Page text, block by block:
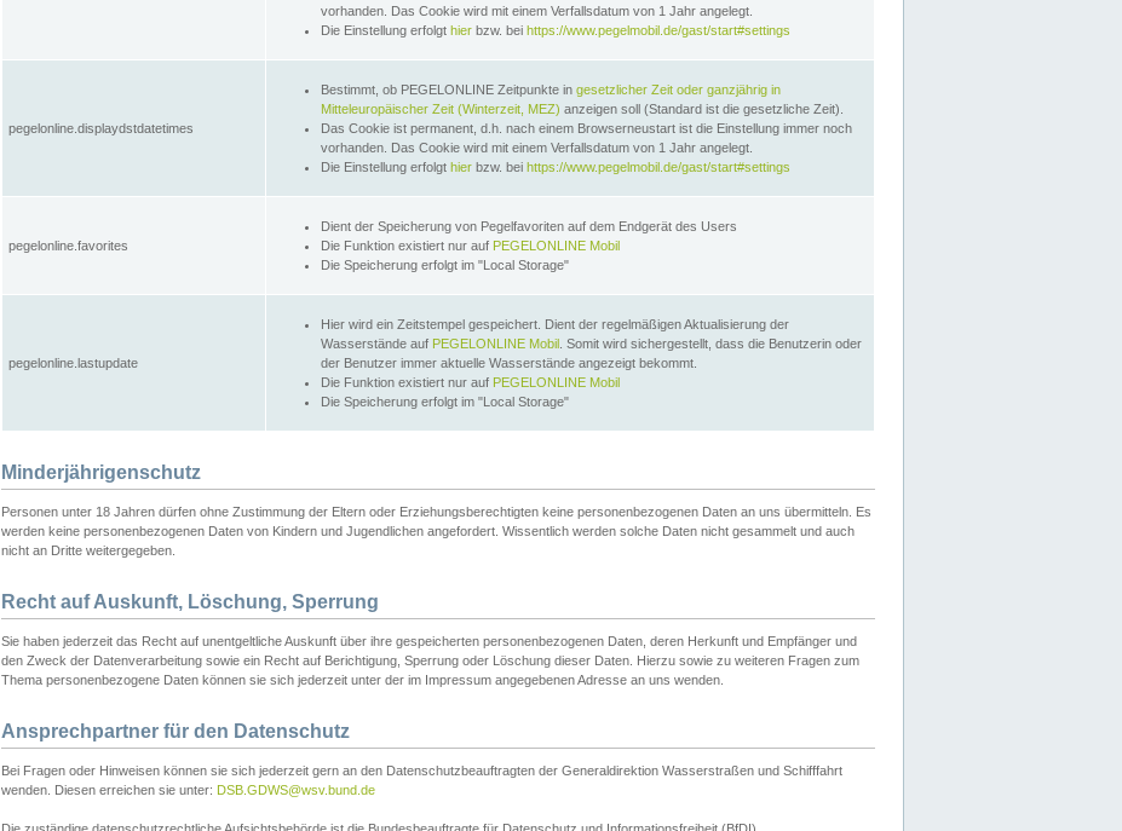
vorhanden. Das Cookie wird mit einem Verfallsdatum von 1 Jahr angelegt.
Die Einstellung erfolgt hier bzw. bei https://www.pegelmobil.de/gast/start#settings
pegelonline.displaydstdatetimes
Bestimmt, ob PEGELONLINE Zeitpunkte in gesetzlicher Zeit oder ganzjährig in
Mitteleuropäischer Zeit (Winterzeit, MEZ) anzeigen soll (Standard ist die gesetzliche Zeit).
Das Cookie ist permanent, d.h. nach einem Browserneustart ist die Einstellung immer noch
vorhanden. Das Cookie wird mit einem Verfallsdatum von 1 Jahr angelegt.
Die Einstellung erfolgt hier bzw. bei https://www.pegelmobil.de/gast/start#settings
pegelonline.favorites
Dient der Speicherung von Pegelfavoriten auf dem Endgerät des Users
Die Funktion existiert nur auf PEGELONLINE Mobil
Die Speicherung erfolgt im "Local Storage"
pegelonline.lastupdate
Hier wird ein Zeitstempel gespeichert. Dient der regelmäßigen Aktualisierung der
Wasserstände auf PEGELONLINE Mobil . Somit wird sichergestellt, dass die Benutzerin oder
der Benutzer immer aktuelle Wasserstände angezeigt bekommt.
Die Funktion existiert nur auf PEGELONLINE Mobil
Die Speicherung erfolgt im "Local Storage"
Minderjährigenschutz
Personen unter 18 Jahren dürfen ohne Zustimmung der Eltern oder Erziehungsberechtigten keine personenbezogenen Daten an uns übermitteln. Es
werden keine personenbezogenen Daten von Kindern und Jugendlichen angefordert. Wissentlich werden solche Daten nicht gesammelt und auch
nicht an Dritte weitergegeben.
Recht auf Auskunft, Löschung, Sperrung
Sie haben jederzeit das Recht auf unentgeltliche Auskunft über ihre gespeicherten personenbezogenen Daten, deren Herkunft und Empfänger und
den Zweck der Datenverarbeitung sowie ein Recht auf Berichtigung, Sperrung oder Löschung dieser Daten. Hierzu sowie zu weiteren Fragen zum
Thema personenbezogene Daten können sie sich jederzeit unter der im Impressum angegebenen Adresse an uns wenden.
Ansprechpartner für den Datenschutz
Bei Fragen oder Hinweisen können sie sich jederzeit gern an den Datenschutzbeauftragten der Generaldirektion Wasserstraßen und Schifffahrt
wenden. Diesen erreichen sie unter: DSB.GDWS@wsv.bund.de